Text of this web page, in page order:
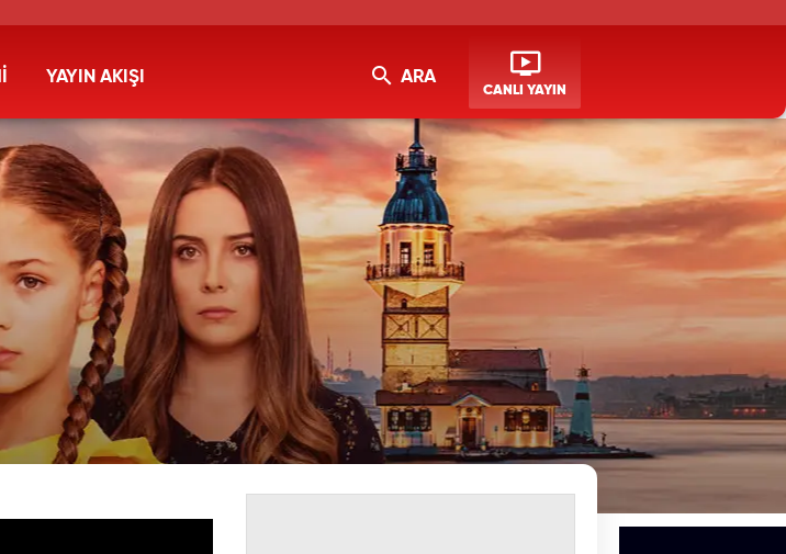
YAYIN AKIŞI ARA
CANLI YAYIN